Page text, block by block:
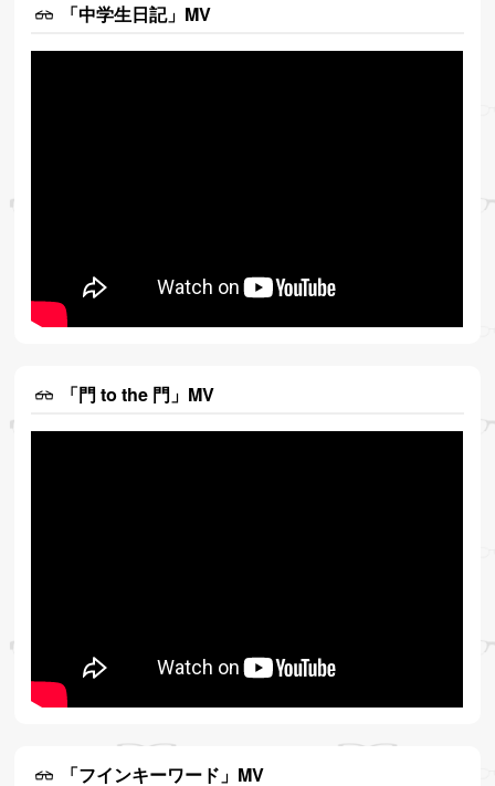
「中学生日記」MV
「門 to the 門」MV
「フインキーワード」MV